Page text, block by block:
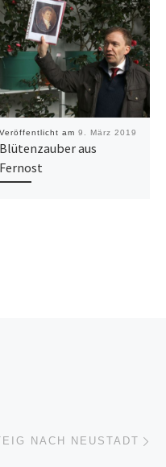
Veröffentlicht am 9. März 2019
Blütenzauber aus
Fernost
NACH NEUSTADT